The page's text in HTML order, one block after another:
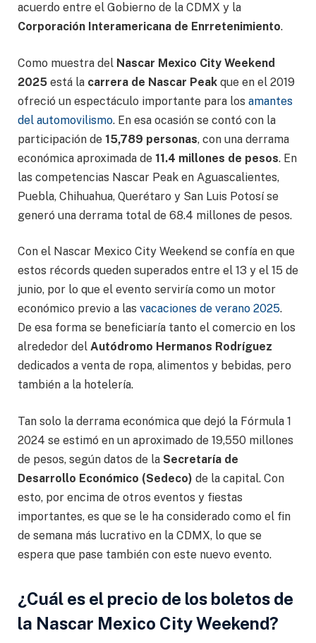
acuerdo entre el Gobierno de la CDMX y la
Corporación Interamericana de Enrretenimiento.
Como muestra del Nascar Mexico City Weekend
2025 está la carrera de Nascar Peak que en el 2019
ofreció un espectáculo importante para los amantes
del automovilismo. En esa ocasión se contó con la
participación de 15,789 personas, con una derrama
económica aproximada de 11.4 millones de pesos. En
las competencias Nascar Peak en Aguascalientes,
Puebla, Chihuahua, Querétaro y San Luis Potosí se
generó una derrama total de 68.4 millones de pesos.
Con el Nascar Mexico City Weekend se confía en que
estos récords queden superados entre el 13 y el 15 de
junio, por lo que el evento serviría como un motor
económico previo a las vacaciones de verano 2025.
De esa forma se beneficiaría tanto el comercio en los
alrededor del Autódromo Hermanos Rodríguez
dedicados a venta de ropa, alimentos y bebidas, pero
también a la hotelería.
Tan solo la derrama económica que dejó la Fórmula 1
2024 se estimó en un aproximado de 19,550 millones
de pesos, según datos de la Secretaría de
Desarrollo Económico (Sedeco) de la capital. Con
esto, por encima de otros eventos y fiestas
importantes, es que se le ha considerado como el fin
de semana más lucrativo en la CDMX, lo que se
espera que pase también con este nuevo evento.
¿Cuál es el precio de los boletos de
la Nascar Mexico City Weekend?